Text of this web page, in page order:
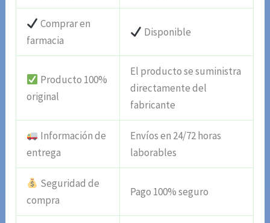
Comprar en
farmacia
Disponible
Producto 100%
original
El producto se suministra
directamente del
fabricante
Información de
entrega
Envíos en 24/72 horas
laborables
Seguridad de
compra
Pago 100% seguro